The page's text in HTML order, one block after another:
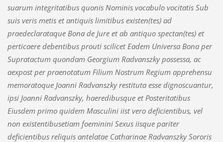
suarum integritatibus quonis Nominis vocabulo vocitatis Sub
suis veris metis et antiquis limitibus existen(tes) ad
praedeclarataque Bona de Jure et ab antiquo spectan(tes) et
perticaere debentibus prouti scilicet Eadem Universa Bona per
Supratactum quondam Georgium Radvanszky possessa, ac
aexpost per praenotatum Filium Nostrum Regium apprehensu
memoratoque Joanni Radvanszky restituta esse dignoscuantur,
ipsi Joanni Radvanszky, haeredibusque et Posteritatibus
Eiusdem primo quidem Masculini iist vero deficientibus, vel
non existentibusetiam foeminini Sexus iisque pariter
deficientibus reliquis antelatae Catharinae Radvanszky Sororis